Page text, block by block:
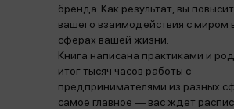
бренда. Как результат, вы
вашего взаимодействия с миром
сферах вашей жизни.
Книга написана практиками и
итог тысяч часов работы с
предпринимателями из разных
самое главное — вас ждет